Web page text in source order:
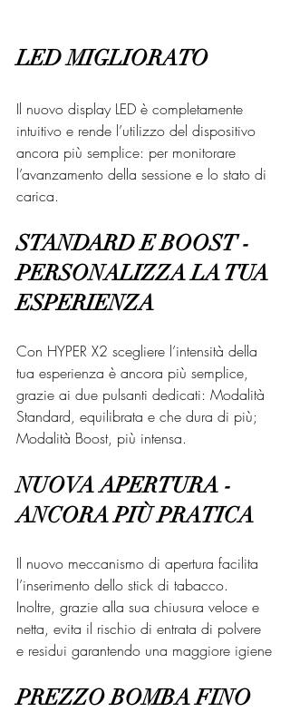
LED MIGLIORATO
Il nuovo display LED è completamente
intuitivo e rende l’utilizzo del dispositivo
ancora più semplice: per monitorare
l’avanzamento della sessione e lo stato di
carica.
STANDARD E BOOST -
PERSONALIZZA LA TUA
ESPERIENZA
Con HYPER X2 scegliere l’intensità della
tua esperienza è ancora più semplice,
grazie ai due pulsanti dedicati: Modalità
Standard, equilibrata e che dura di più;
Modalità Boost, più intensa.
NUOVA APERTURA -
ANCORA PIÙ PRATICA
Il nuovo meccanismo di apertura facilita
l’inserimento dello stick di tabacco.
Inoltre, grazie alla sua chiusura veloce e
netta, evita il rischio di entrata di polvere
e residui garantendo una maggiore igiene
PREZZO BOMBA FINO